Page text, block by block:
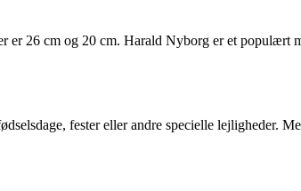
er 26 cm og 20 cm. Harald Nyborg er et populært
fester eller andre specielle lejligheder.